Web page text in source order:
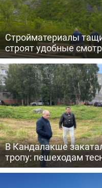
Стройматериалы
строят удобные
В Кандалакше
тропу: пешеходам